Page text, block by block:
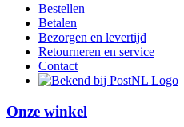
Bestellen
Betalen
Bezorgen en levertijd
Retourneren en service
Contact
Onze winkel